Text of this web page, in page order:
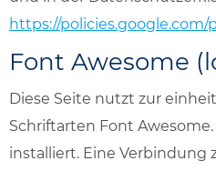
https://policies.google.com/
Font Awesome
Diese Seite nutzt zur
Schriftarten Font
installiert. Eine Verbindung